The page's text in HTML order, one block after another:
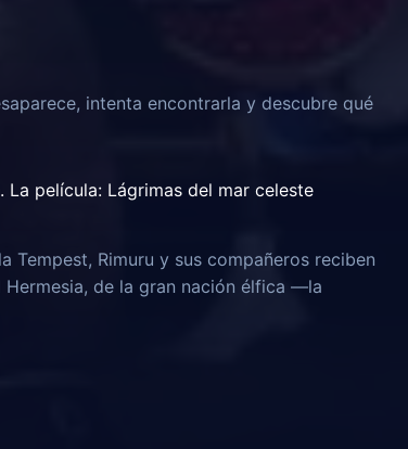
intenta encontrarla y descubre qué
La película: Lágrimas del mar celeste
Tempest, Rimuru y sus compañeros reciben
de la gran nación élfica —la